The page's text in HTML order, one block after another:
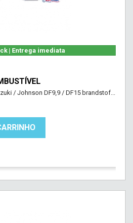
| Entrega imediata
/ Johnson DF9,9 / DF15 brandstof...